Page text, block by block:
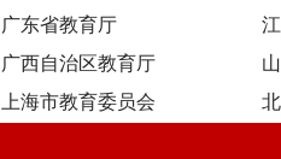
广东省教育厅
广西自治区教育厅
上海市教育委员会